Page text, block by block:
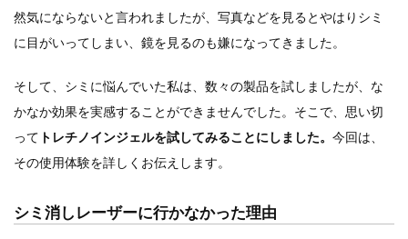
然気にならないと言われましたが、写真などを見るとやはりシミ
に目がいってしまい、鏡を見るのも嫌になってきました。
そして、シミに悩んでいた私は、数々の製品を試しましたが、な
かなか効果を実感することができませんでした。そこで、思い切
って トレチノインジェルを試してみることにしました。 今回は、
その使用体験を詳しくお伝えします。
シミ消しレーザーに行かなかった理由